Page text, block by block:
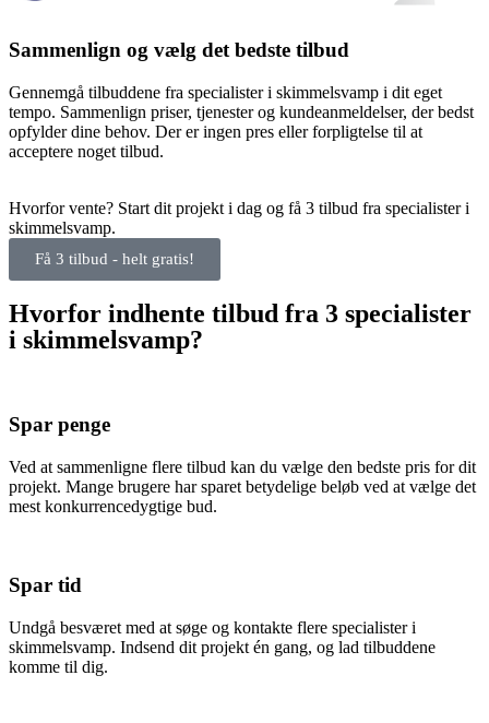
Sammenlign og vælg det bedste tilbud
Gennemgå tilbuddene fra specialister i skimmelsvamp i dit eget
tempo. Sammenlign priser, tjenester og kundeanmeldelser, der bedst
opfylder dine behov. Der er ingen pres eller forpligtelse til at
acceptere noget tilbud.
Hvorfor vente? Start dit projekt i dag og få 3 tilbud fra specialister i
skimmelsvamp.
Få 3 tilbud - helt gratis!
Hvorfor indhente tilbud fra 3 specialister
i skimmelsvamp?
Spar penge
Ved at sammenligne flere tilbud kan du vælge den bedste pris for dit
projekt. Mange brugere har sparet betydelige beløb ved at vælge det
mest konkurrencedygtige bud.
Spar tid
Undgå besværet med at søge og kontakte flere specialister i
skimmelsvamp. Indsend dit projekt én gang, og lad tilbuddene
komme til dig.